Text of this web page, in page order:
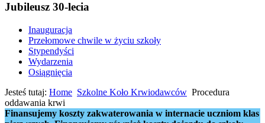
Jubileusz 30-lecia
Inauguracja
Przełomowe chwile w życiu szkoły
Stypendyści
Wydarzenia
Osiągnięcia
Jesteś tutaj: Home Szkolne Koło Krwiodawców Procedura
oddawania krwi
Finansujemy koszty zakwaterowania w internacie uczniom klas